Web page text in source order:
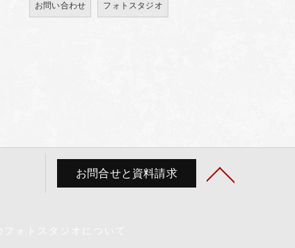
お問い合わせ フォトスタジオ
お問合せと資料請求